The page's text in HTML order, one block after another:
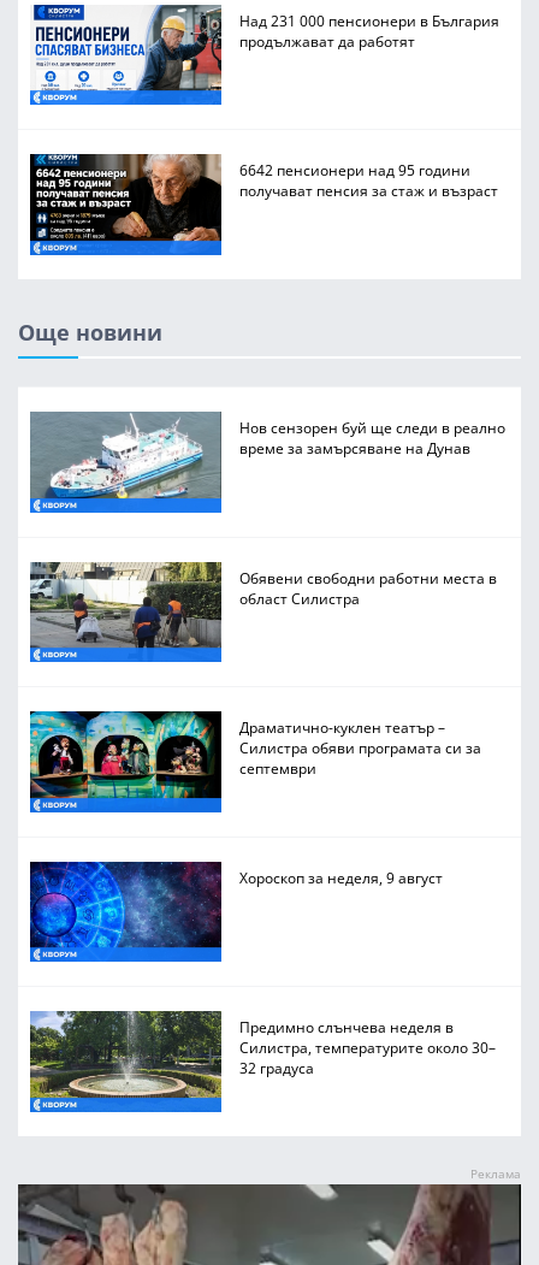
Над 231 000 пенсионери в България
продължават да работят
6642 пенсионери над 95 години
получават пенсия за стаж и възраст
Още новини
Нов сензорен буй ще следи в реално
време за замърсяване на Дунав
Обявени свободни работни места в
област Силистра
Драматично-куклен театър –
Силистра обяви програмата си за
септември
Хороскоп за неделя, 9 август
Предимно слънчева неделя в
Силистра, температурите около 30–
32 градуса